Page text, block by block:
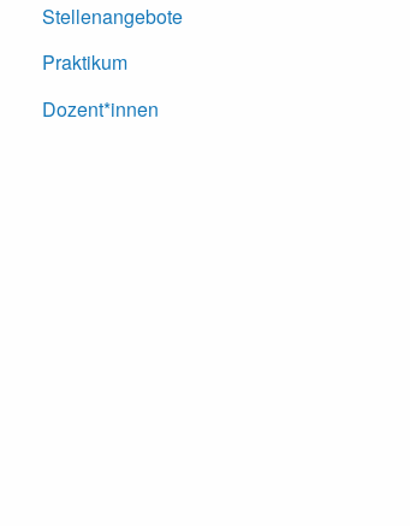
Stellenangebote
Praktikum
Dozent*innen